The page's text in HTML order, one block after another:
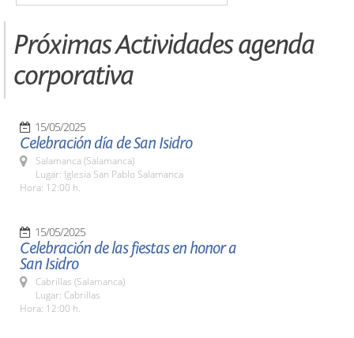
Próximas Actividades agenda
corporativa
15/05/2025
Celebración día de San Isidro
Salamanca (Salamanca)
Lugar: Iglesia San Pablo Salamanca
Hora: 12:00 h.
15/05/2025
Celebración de las fiestas en honor a
San Isidro
Cabrillas (Salamanca)
Lugar: Cabrillas
Hora: 12:00 h.